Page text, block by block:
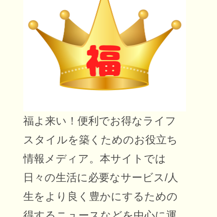
福よ来い！便利でお得なライフ
スタイルを築くためのお役立ち
情報メディア。本サイトでは
日々の生活に必要なサービス/人
生をより良く豊かにするための